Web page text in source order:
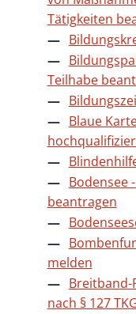
Tätigkeiten
Teilhabe
Blaue
Bodensee
beantragen
melden
nach § 127